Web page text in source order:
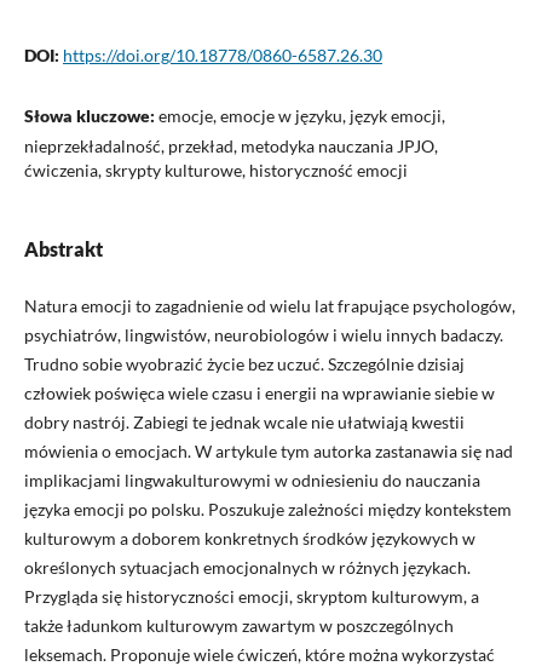
DOI: https://doi.org/10.18778/0860-6587.26.30
Słowa kluczowe: emocje, emocje w języku, język emocji,
nieprzekładalność, przekład, metodyka nauczania JPJO,
ćwiczenia, skrypty kulturowe, historyczność emocji
Abstrakt
Natura emocji to zagadnienie od wielu lat frapujące psychologów,
psychiatrów, lingwistów, neurobiologów i wielu innych badaczy.
Trudno sobie wyobrazić życie bez uczuć. Szczególnie dzisiaj
człowiek poświęca wiele czasu i energii na wprawianie siebie w
dobry nastrój. Zabiegi te jednak wcale nie ułatwiają kwestii
mówienia o emocjach. W artykule tym autorka zastanawia się nad
implikacjami lingwakulturowymi w odniesieniu do nauczania
języka emocji po polsku. Poszukuje zależności między kontekstem
kulturowym a doborem konkretnych środków językowych w
określonych sytuacjach emocjonalnych w różnych językach.
Przygląda się historyczności emocji, skryptom kulturowym, a
także ładunkom kulturowym zawartym w poszczególnych
leksemach. Proponuje wiele ćwiczeń, które można wykorzystać